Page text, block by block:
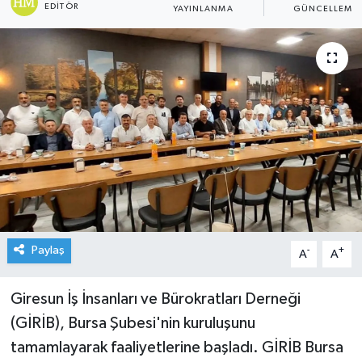
EDITÖR YAYINLANMA GÜNCELLEME
Paylaş A- A+
Giresun İş İnsanları ve Bürokratları Derneği
(GİRİB), Bursa Şubesi'nin kuruluşunu
tamamlayarak faaliyetlerine başladı. GİRİB Bursa